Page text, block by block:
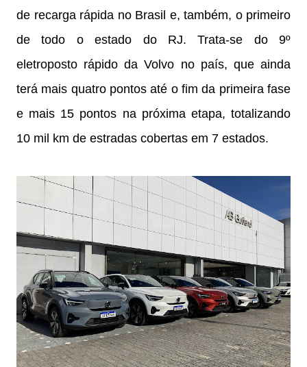
de recarga rápida no Brasil e, também, o primeiro
de todo o estado do RJ. Trata-se do 9º
eletroposto rápido da Volvo no país, que ainda
terá mais quatro pontos até o fim da primeira fase
e mais 15 pontos na próxima etapa, totalizando
10 mil km de estradas cobertas em 7 estados.